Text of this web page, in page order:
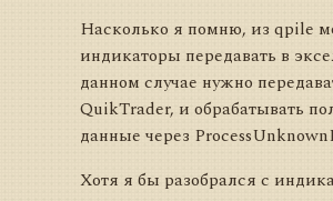
Насколько я помню, из qpile
индикаторы передавать в
данном случае нужно
QuikTrader, и обрабатывать
данные через
Хотя я бы разобрался с